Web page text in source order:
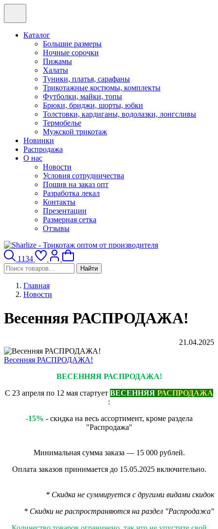
Каталог
Большие размеры
Ночные сорочки
Пижамы
Халаты
Туники, платья, сарафаны
Трикотажные костюмы, комплекты
Футболки, майки, топы
Брюки, бриджи, шорты, юбки
Толстовки, кардиганы, водолазки, лонгсливы
Термобелье
Мужской трикотаж
Новинки
Распродажа
О нас
Новости
Условия сотрудничества
Пошив на заказ опт
Разработка лекал
Контакты
Презентации
Размерная сетка
Отзывы
1134
Найти
Главная
Новости
Весенняя РАСПРОДАЖА!
21.04.2025
Весенняя РАСПРОДАЖА!
ВЕСЕННЯЯ РАСПРОДАЖА!
С 23 апреля по 12 мая стартует ВЕСЕННЯЯ РАСПРОДАЖА
:
-15% - скидка на весь ассортимент, кроме раздела
"Распродажа"
Минимальная сумма заказа — 15 000 рублей.
Оплата заказов принимается до 15.05.2025 включительно.
* Скидка не суммируется с другими видами скидок
* Скидки не распространяются на раздел "Распродажа"